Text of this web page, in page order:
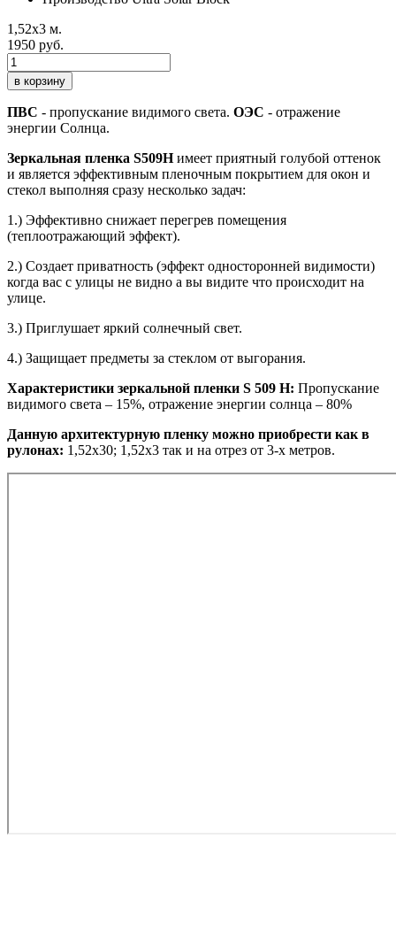
1,52х3 м.
1950 руб.
в корзину
ПВС - пропускание видимого света. ОЭС - отражение
энергии Солнца.
Зеркальная пленка S509Hимеет приятный голубой оттенок
и является эффективным пленочным покрытием для окон и
стекол выполняя сразу несколько задач:
1.) Эффективно снижает перегрев помещения
(теплоотражающий эффект).
2.) Создает приватность (эффект односторонней видимости)
когда вас с улицы не видно а вы видите что происходит на
улице.
3.) Приглушает яркий солнечный свет.
4.) Защищает предметы за стеклом от выгорания.
Характеристики зеркальной пленки S 509 H: Пропускание
видимого света – 15%, отражение энергии солнца – 80%
Данную архитектурную пленку можно приобрести как в
рулонах: 1,52х30; 1,52х3 так и на отрез от 3-х метров.